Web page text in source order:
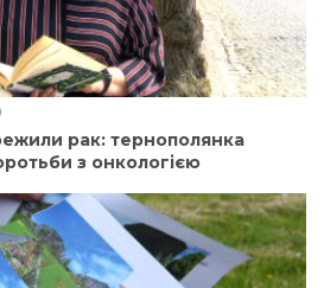
рак: тернополянка
з онкологією